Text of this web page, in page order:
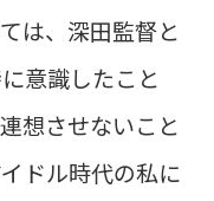
は、深田監督と
意識したこと
想させないこと
ドル時代の私に